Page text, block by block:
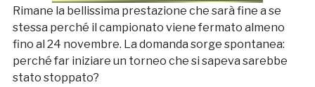
Rimane la bellissima prestazione che sarà fine a se
stessa perché il campionato viene fermato almeno
fino al 24 novembre. La domanda sorge spontanea:
perché far iniziare un torneo che si sapeva sarebbe
stato stoppato?